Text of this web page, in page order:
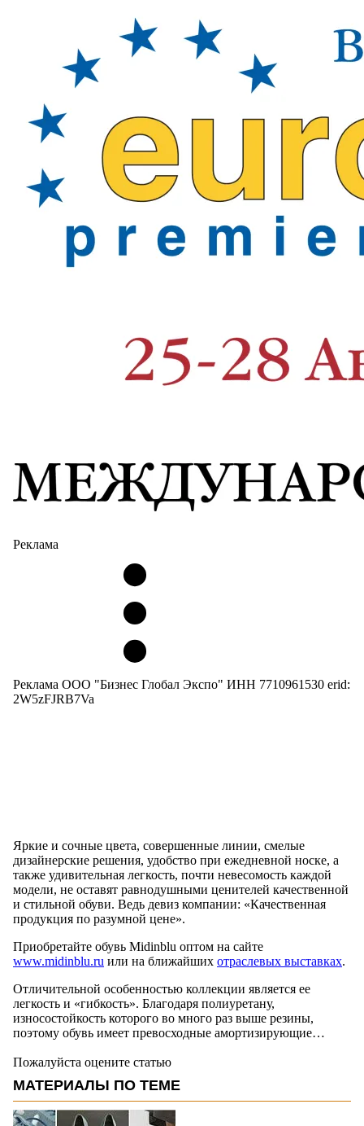
Реклама
Реклама ООО "Бизнес Глобал Экспо" ИНН 7710961530 erid:
2W5zFJRB7Va
Яркие и сочные цвета, совершенные линии, смелые
дизайнерские решения, удобство при ежедневной носке, а
также удивительная легкость, почти невесомость каждой
модели, не оставят равнодушными ценителей качественной
и стильной обуви. Ведь девиз компании: «Качественная
продукция по разумной цене».
Приобретайте обувь Midinblu оптом на сайте
www.midinblu.ru или на ближайших отраслевых выставках.
Отличительной особенностью коллекции является ее
легкость и «гибкость». Благодаря полиуретану,
износостойкость которого во много раз выше резины,
поэтому обувь имеет превосходные амортизирующие…
Пожалуйста оцените статью
МАТЕРИАЛЫ ПО ТЕМЕ